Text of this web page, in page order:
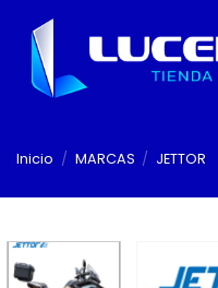
contenido
Inicio / MARCAS / JETTOR